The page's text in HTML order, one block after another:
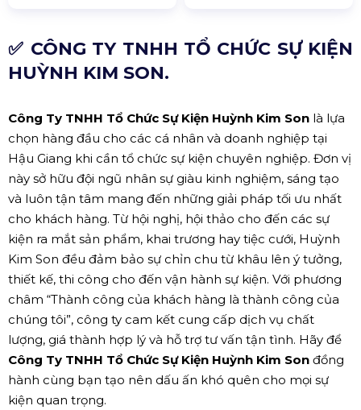
✅ CÔNG TY TNHH TỔ CHỨC SỰ KIỆN
HUỲNH KIM SON.
Công Ty TNHH Tổ Chức Sự Kiện Huỳnh Kim Son là lựa
chọn hàng đầu cho các cá nhân và doanh nghiệp tại
Hậu Giang khi cần tổ chức sự kiện chuyên nghiệp. Đơn vị
này sở hữu đội ngũ nhân sự giàu kinh nghiệm, sáng tạo
và luôn tận tâm mang đến những giải pháp tối ưu nhất
cho khách hàng. Từ hội nghị, hội thảo cho đến các sự
kiện ra mắt sản phẩm, khai trương hay tiệc cưới, Huỳnh
Kim Son đều đảm bảo sự chỉn chu từ khâu lên ý tưởng,
thiết kế, thi công cho đến vận hành sự kiện. Với phương
châm “Thành công của khách hàng là thành công của
chúng tôi”, công ty cam kết cung cấp dịch vụ chất
lượng, giá thành hợp lý và hỗ trợ tư vấn tận tình. Hãy để
Công Ty TNHH Tổ Chức Sự Kiện Huỳnh Kim Son đồng
hành cùng bạn tạo nên dấu ấn khó quên cho mọi sự
kiện quan trọng.